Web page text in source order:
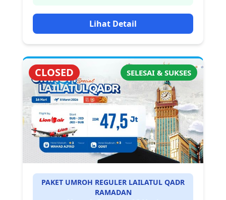
Lihat Detail
CLOSED SELESAI & SUKSES
PAKET UMROH REGULER LAILATUL QADR
RAMADAN